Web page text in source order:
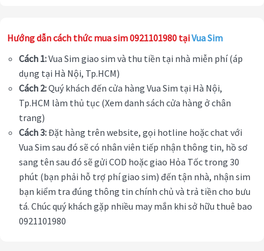
Hướng dẫn cách thức mua sim 0921101980 tạiVua Sim
Cách 1:Vua Sim giao sim và thu tiền tại nhà miễn phí (áp
dụng tại Hà Nội, Tp.HCM)
Cách 2:Quý khách đến cửa hàng Vua Sim tại Hà Nội,
Tp.HCM làm thủ tục (Xem danh sách cửa hàng ở chân
trang)
Cách 3:Đặt hàng trên website, gọi hotline hoặc chat với
Vua Sim sau đó sẽ có nhân viên tiếp nhận thông tin, hồ sơ
sang tên sau đó sẽ gửi COD hoặc giao Hỏa Tốc trong 30
phút (bạn phải hỗ trợ phí giao sim) đến tận nhà, nhận sim
bạn kiểm tra đúng thông tin chính chủ và trả tiền cho bưu
tá. Chúc quý khách gặp nhiều may mắn khi sở hữu thuê bao
0921101980